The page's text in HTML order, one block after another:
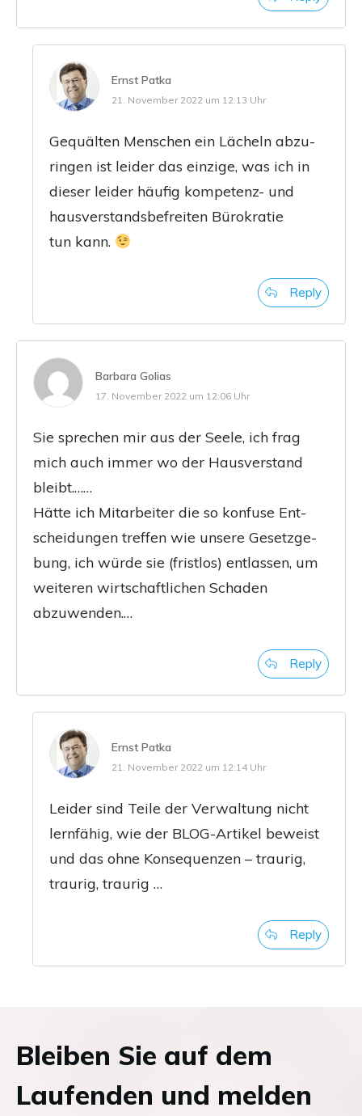
Ernst Patka
21. November 2022 um 12:13 Uhr
Gequäl­ten Men­schen ein Lächeln abzu­
rin­gen ist lei­der das ein­zi­ge, was ich in
die­ser lei­der häu­fig kom­pe­tenz- und
haus­ver­stands­be­frei­ten Büro­kra­tie
tun kann.
Reply
Barbara Golias
17. November 2022 um 12:06 Uhr
Sie spre­chen mir aus der See­le, ich frag
mich auch immer wo der Haus­ver­stand
bleibt.……
Hät­te ich Mit­ar­bei­ter die so kon­fu­se Ent­
schei­dun­gen tref­fen wie unse­re Gesetz­ge­
bung, ich wür­de sie (frist­los) ent­las­sen, um
wei­te­ren wirt­schaft­li­chen Scha­den
abzuwenden.…
Reply
Ernst Patka
21. November 2022 um 12:14 Uhr
Lei­der sind Tei­le der Ver­wal­tung nicht
lern­fä­hig, wie der BLOG-Arti­kel beweist
und das ohne Kon­se­quen­zen – trau­rig,
trau­rig, traurig …
Reply
Bleiben Sie auf dem
Laufenden und melden